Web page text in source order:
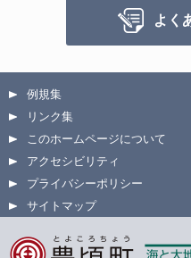
よく
例規集
リンク集
このホームページについて
アクセシビリティ
プライバシーポリシー
サイトマップ